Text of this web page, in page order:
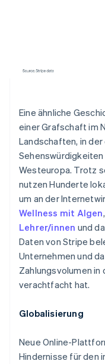
Eine ähnliche
einer Grafschaft im
Landschaften, in
Westeuropa. Trotz
nutzen Hunderte
um an der
Wellness mit Algen
Lehrer/innen und
Daten von Stripe
Unternehmen und
Zahlungsvolumen in
verachtfacht hat.
Globalisierung
Neue Online-
Hindernisse für den